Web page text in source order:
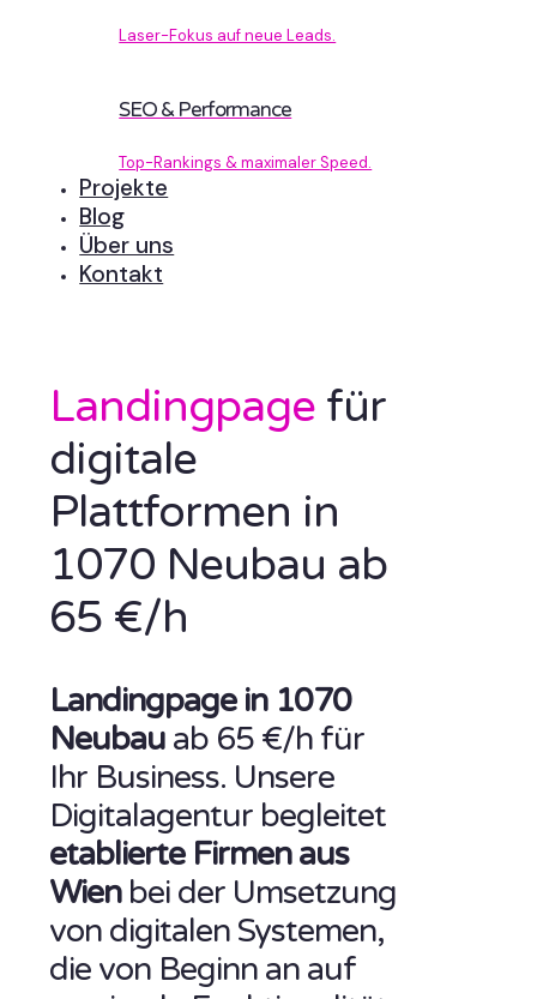
Laser-Fokus auf neue Leads.
SEO & Performance
Top-Rankings & maximaler Speed.
Projekte
Blog
Über uns
Kontakt
Landingpage für
digitale
Plattformen in
1070 Neubau ab
65 €/h
Landingpage in 1070
Neubau ab 65 €/h für
Ihr Business. Unsere
Digitalagentur begleitet
etablierte Firmen aus
Wienbei der Umsetzung
von digitalen Systemen,
die von Beginn an auf